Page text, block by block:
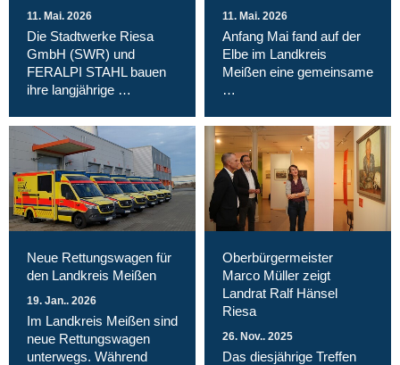
11. Mai. 2026
Die Stadtwerke Riesa
GmbH (SWR) und
FERALPI STAHL bauen
ihre langjährige …
11. Mai. 2026
Anfang Mai fand auf der
Elbe im Landkreis
Meißen eine gemeinsame
…
Neue Rettungswagen für
den Landkreis Meißen
19. Jan.. 2026
Im Landkreis Meißen sind
neue Rettungswagen
unterwegs. Während
Oberbürgermeister
Marco Müller zeigt
Landrat Ralf Hänsel
Riesa
26. Nov.. 2025
Das diesjährige Treffen